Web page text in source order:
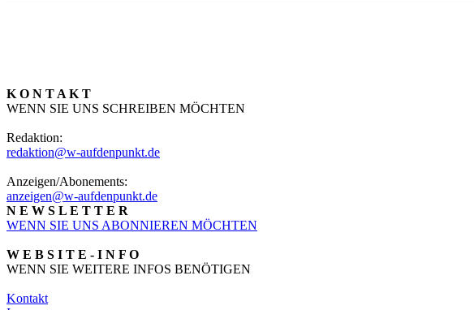
K O N T A K T
WENN SIE UNS SCHREIBEN MÖCHTEN
Redaktion:
redaktion@w-aufdenpunkt.de
Anzeigen/Abonements:
anzeigen@w-aufdenpunkt.de
N E W S L E T T E R
WENN SIE UNS ABONNIEREN MÖCHTEN
W E B S I T E - I N F O
WENN SIE WEITERE INFOS BENÖTIGEN
Kontakt